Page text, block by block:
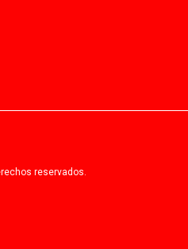
reservados.